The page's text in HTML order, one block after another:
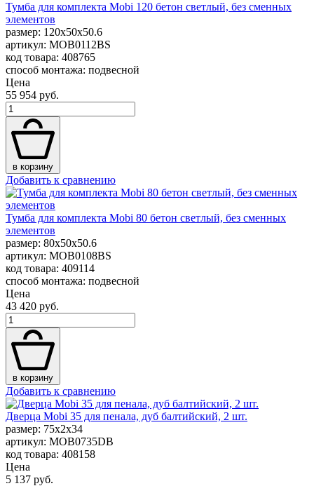
Тумба для комплекта Mobi 120 бетон светлый, без сменных
элементов
размер: 120x50x50.6
артикул: MOB0112BS
код товара: 408765
способ монтажа: подвесной
Цена
55 954 руб.
в корзину
Добавить к сравнению
Тумба для комплекта Mobi 80 бетон светлый, без сменных
элементов
размер: 80x50x50.6
артикул: MOB0108BS
код товара: 409114
способ монтажа: подвесной
Цена
43 420 руб.
в корзину
Добавить к сравнению
Дверца Mobi 35 для пенала, дуб балтийский, 2 шт.
размер: 75x2x34
артикул: MOB0735DB
код товара: 408158
Цена
5 137 руб.